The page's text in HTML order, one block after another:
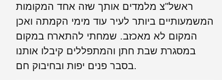
ראשל"צ מלמדים אותך שזה אחד המקומות
המשמעותיים ביותר לעיר עוד מימי הקמתה ואכן
המקום לא מאכזב. שמחתי להתארח במקום
במסגרת שבת חתן והמתפללים קיבלו אותנו
בסבר פנים יפות ובחיבוק חם.